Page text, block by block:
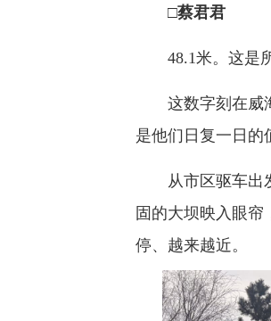
□蔡君君
48.1米。这是所
这数字刻在威海
是他们日复一日的
从市区驱车出发
固的大坝映入眼
停、越来越近。